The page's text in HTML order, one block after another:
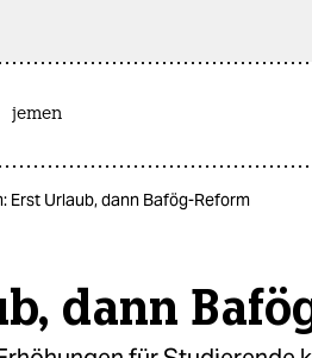
jemen
Erst Urlaub, dann Bafög-Reform
dann